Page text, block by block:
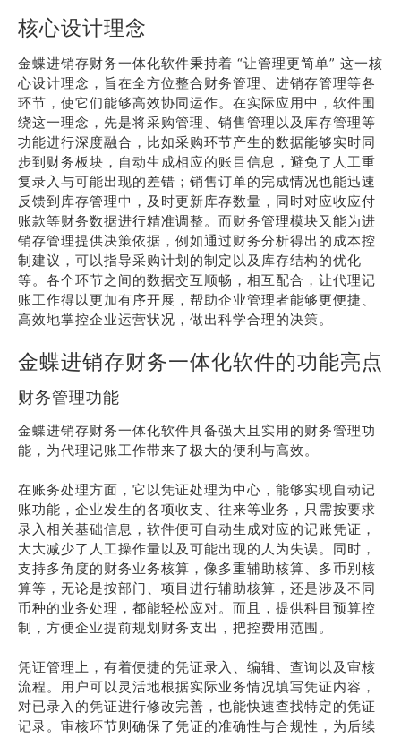
核心设计理念
金蝶进销存财务一体化软件秉持着 “让管理更简单” 这一核
心设计理念，旨在全方位整合财务管理、进销存管理等各
环节，使它们能够高效协同运作。在实际应用中，软件围
绕这一理念，先是将采购管理、销售管理以及库存管理等
功能进行深度融合，比如采购环节产生的数据能够实时同
步到财务板块，自动生成相应的账目信息，避免了人工重
复录入与可能出现的差错；销售订单的完成情况也能迅速
反馈到库存管理中，及时更新库存数量，同时对应收应付
账款等财务数据进行精准调整。而财务管理模块又能为进
销存管理提供决策依据，例如通过财务分析得出的成本控
制建议，可以指导采购计划的制定以及库存结构的优化
等。各个环节之间的数据交互顺畅，相互配合，让代理记
账工作得以更加有序开展，帮助企业管理者能够更便捷、
高效地掌控企业运营状况，做出科学合理的决策。
金蝶进销存财务一体化软件的功能亮点
财务管理功能
金蝶进销存财务一体化软件具备强大且实用的财务管理功
能，为代理记账工作带来了极大的便利与高效。
在账务处理方面，它以凭证处理为中心，能够实现自动记
账功能，企业发生的各项收支、往来等业务，只需按要求
录入相关基础信息，软件便可自动生成对应的记账凭证，
大大减少了人工操作量以及可能出现的人为失误。同时，
支持多角度的财务业务核算，像多重辅助核算、多币别核
算等，无论是按部门、项目进行辅助核算，还是涉及不同
币种的业务处理，都能轻松应对。而且，提供科目预算控
制，方便企业提前规划财务支出，把控费用范围。
凭证管理上，有着便捷的凭证录入、编辑、查询以及审核
流程。用户可以灵活地根据实际业务情况填写凭证内容，
对已录入的凭证进行修改完善，也能快速查找特定的凭证
记录。审核环节则确保了凭证的准确性与合规性，为后续